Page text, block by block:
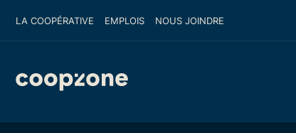
LA COOPÉRATIVE EMPLOIS NOUS JOINDRE